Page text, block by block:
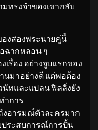
ทรงจำของเขากลับ
งสองพระนายคู่นี้
ฉากหลอน ๆ
เรื่อง อย่างจูบแรกของ
นมาอย่างดี แต่พอต้อง
นัทและแปลน ฟิลลิ่งยัง
ำการ
งอารมณ์ตัวละครมาก
ระสบการณ์การปั้น